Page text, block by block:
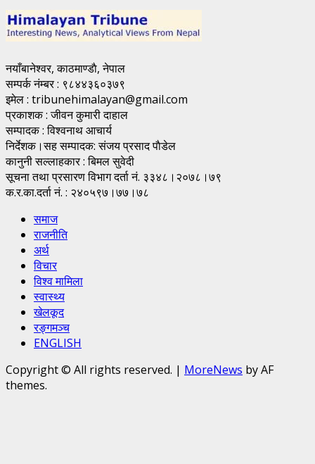
नयाँबानेश्वर, काठमाण्डाै, नेपाल
सम्पर्क नंम्बर : ९८४४३६०३७९
इमेल : tribunehimalayan@gmail.com
प्रकाशक : जीवन कुमारी दाहाल
सम्पादक : विश्वनाथ आचार्य
निर्देशक।सह सम्पादक: संजय प्रसाद पाैडेल
कानुनी सल्लाहकार : बिमल सुवेदी
सूचना तथा प्रसारण विभाग दर्ता नं. ३३४८।२०७८।७९
क.र.का.दर्ता नं. : २४०५९७।७७।७८
समाज
राजनीति
अर्थ
विचार
विश्व मामिला
स्वास्थ्य
खेलकूद
रङ्गमञ्च
ENGLISH
Copyright © All rights reserved. | MoreNews by AF
themes.